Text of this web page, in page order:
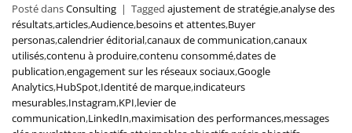
Posté dansConsulting | Tagged ajustement de stratégie,analyse des
résultats,articles,Audience,besoins et attentes,Buyer
personas,calendrier éditorial,canaux de communication,canaux
utilisés,contenu à produire,contenu consommé,dates de
publication,engagement sur les réseaux sociaux,Google
Analytics,HubSpot,Identité de marque,indicateurs
mesurables,Instagram,KPI,levier de
communication,LinkedIn,maximisation des performances,messages